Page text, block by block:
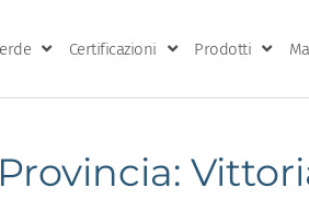
Certificazioni Prodotti
Provincia: